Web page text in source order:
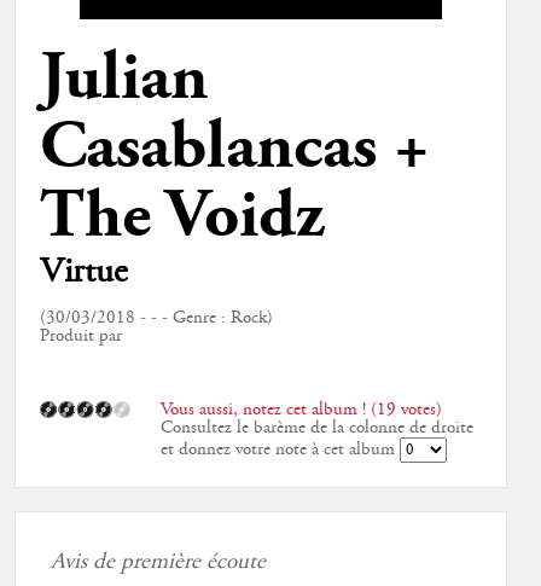
Julian
Casablancas +
The Voidz
Virtue
(30/03/2018 - - - Genre : Rock)
Produit par
Vous aussi, notez cet album ! (19 votes)
Consultez le barème de la colonne de droite
et donnez votre note à cet album
Avis de première écoute